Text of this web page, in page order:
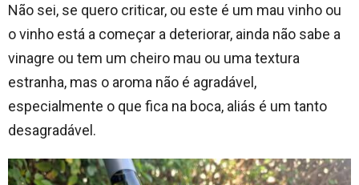
Não sei, se quero criticar, ou este é um mau vinho ou
o vinho está a começar a deteriorar, ainda não sabe a
vinagre ou tem um cheiro mau ou uma textura
estranha, mas o aroma não é agradável,
especialmente o que fica na boca, aliás é um tanto
desagradável.